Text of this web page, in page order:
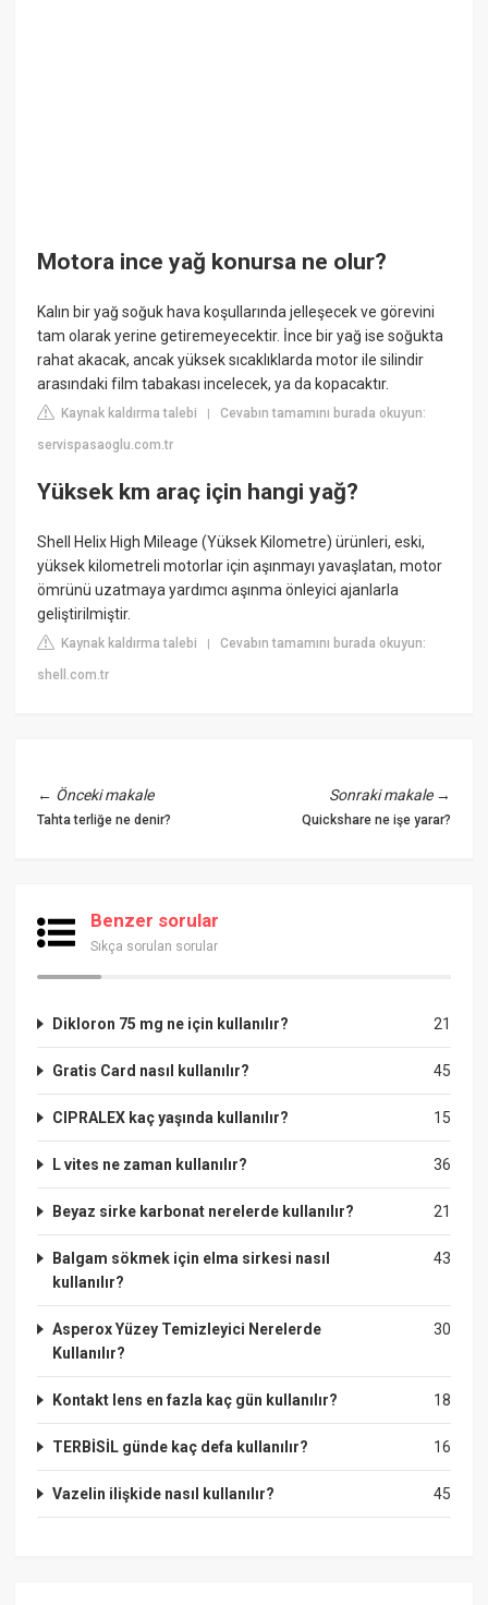
Motora ince yağ konursa ne olur?
Kalın bir yağ soğuk hava koşullarında jelleşecek ve görevini
tam olarak yerine getiremeyecektir. İnce bir yağ ise soğukta
rahat akacak, ancak yüksek sıcaklıklarda motor ile silindir
arasındaki film tabakası incelecek, ya da kopacaktır.
Kaynak kaldırma talebi |Cevabın tamamını burada okuyun:
servispasaoglu.com.tr
Yüksek km araç için hangi yağ?
Shell Helix High Mileage (Yüksek Kilometre) ürünleri, eski,
yüksek kilometreli motorlar için aşınmayı yavaşlatan, motor
ömrünü uzatmaya yardımcı aşınma önleyici ajanlarla
geliştirilmiştir.
Kaynak kaldırma talebi |Cevabın tamamını burada okuyun:
shell.com.tr
← Önceki makale
Tahta terliğe ne denir?
Sonraki makale→
Quickshare ne işe yarar?
Benzer sorular
Sıkça sorulan sorular
21
Dikloron 75 mg ne için kullanılır?
45
Gratis Card nasıl kullanılır?
15
CIPRALEX kaç yaşında kullanılır?
36
L vites ne zaman kullanılır?
21
Beyaz sirke karbonat nerelerde kullanılır?
43
Balgam sökmek için elma sirkesi nasıl
kullanılır?
30
Asperox Yüzey Temizleyici Nerelerde
Kullanılır?
18
Kontakt lens en fazla kaç gün kullanılır?
16
TERBİSİL günde kaç defa kullanılır?
45
Vazelin ilişkide nasıl kullanılır?